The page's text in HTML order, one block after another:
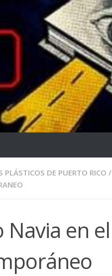
PLÁSTICOS DE PUERTO RICO /
en el